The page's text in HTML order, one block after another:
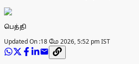
பெத்தி
Updated On :18 மே 2026, 5:52 pm IST